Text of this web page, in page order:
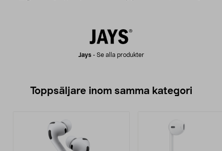
Jays- Se alla produkter
Toppsäljare inom samma kategori